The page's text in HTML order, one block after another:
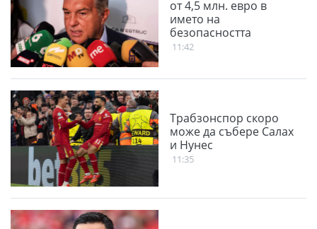
от 4,5 млн. евро в
името на
безопасността
11:42
Трабзонспор скоро
може да събере Салах
и Нунес
11:35